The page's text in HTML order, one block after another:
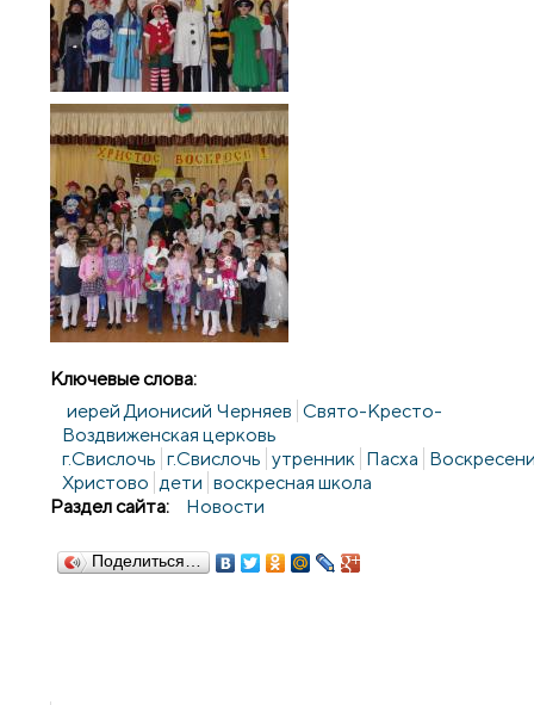
Ключевые слова:
иерей Дионисий Черняев Свято-Кресто-
Воздвиженская церковь
г.Свислочь г.Свислочь утренник Пасха
Христово дети воскресная школа
Раздел сайта:
Новости
Поделиться…